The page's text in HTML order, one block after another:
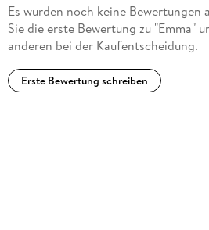
Es wurden noch keine Bewertungen
Sie die erste Bewertung zu "Emma"
anderen bei der Kaufentscheidung.
Erste Bewertung schreiben